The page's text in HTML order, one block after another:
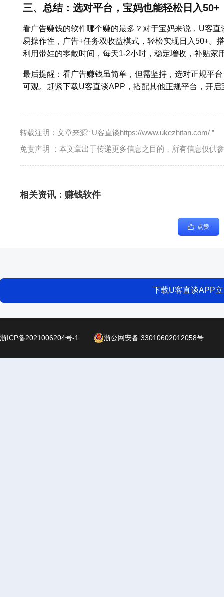
三、总结：选对平台，宝妈也能轻松日入50+
看广告赚钱的软件哪个赚的最多？对于宝妈来说，U客
易操作性，广告+任务双收益模式，轻松实现日入50+。
利用带娃的零散时间，每天1-2小时，稳定增收，补贴家
最后提醒：看广告赚钱虽简单，但需坚持，选对正规平
可观。赶紧下载U客直谈APP，搭配其他正规平台，开
转载注明：文章来源“ U客直谈https://www.ukezhitan.com/ ”
免责声明 ：本文章出于传递更多信息之目的，所有信息仅供
相关资讯： 赚钱软件
点赞
下载U客直谈APP
浙ICP备2021006204号-1 浙公网安备 33010602012058号